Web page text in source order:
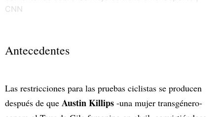
Antecedentes
Las restricciones para las pruebas ciclistas se producen
después de que Austin Killips -una mujer transgénero-